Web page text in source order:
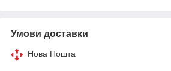
Умови доставки
Нова Пошта